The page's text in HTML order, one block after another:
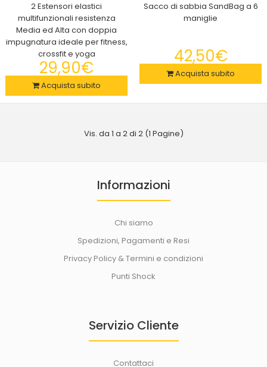
2 Estensori elastici multifunzionali resistenza Media ed Alta con
doppia impugnatura ideale per fitness, crossfit e yoga
29,90€
2 Estensori elastici multifunzionali con resistenza Media ed Alta
2 Estensori elastici
multifunzionali resistenza
Media ed Alta con doppia
impugnatura ideale per fitness,
crossfit e yoga
29,90€
Acquista subito
Sacco di sabbia SandBag a 6
maniglie
42,50€
Acquista subito
Vis. da 1 a 2 di 2 (1 Pagine)
Informazioni
Chi siamo
Spedizioni, Pagamenti e Resi
Privacy Policy & Termini e condizioni
Punti Shock
Servizio Cliente
Contattaci